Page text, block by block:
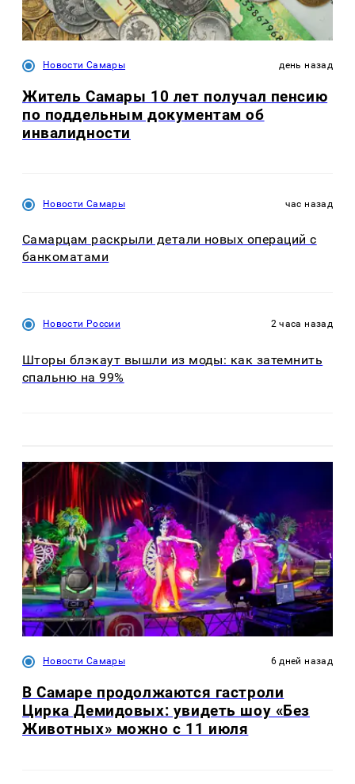
Новости Самары день назад
Житель Самары 10 лет получал пенсию
по поддельным документам об
инвалидности
Новости Самары час назад
Самарцам раскрыли детали новых операций с
банкоматами
Новости России 2 часа назад
Шторы блэкаут вышли из моды: как затемнить
спальню на 99%
Новости Самары 6 дней назад
В Самаре продолжаются гастроли
Цирка Демидовых: увидеть шоу «Без
Животных» можно с 11 июля